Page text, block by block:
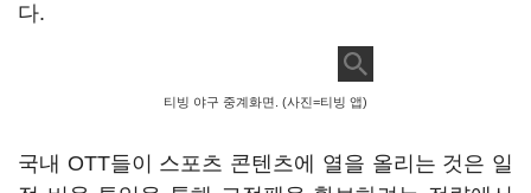
다.
티빙 야구 중계화면. (사진=티빙 앱)
국내 OTT들이 스포츠 콘텐츠에 열을 올리는 것은 일